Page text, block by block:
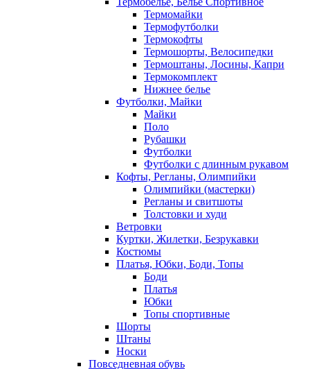
Термомайки
Термофутболки
Термокофты
Термошорты, Велосипедки
Термоштаны, Лосины, Капри
Термокомплект
Нижнее белье
Футболки, Майки
Майки
Поло
Рубашки
Футболки
Футболки с длинным рукавом
Кофты, Регланы, Олимпийки
Олимпийки (мастерки)
Регланы и свитшоты
Толстовки и худи
Ветровки
Куртки, Жилетки, Безрукавки
Костюмы
Платья, Юбки, Боди, Топы
Боди
Платья
Юбки
Топы спортивные
Шорты
Штаны
Носки
Повседневная обувь